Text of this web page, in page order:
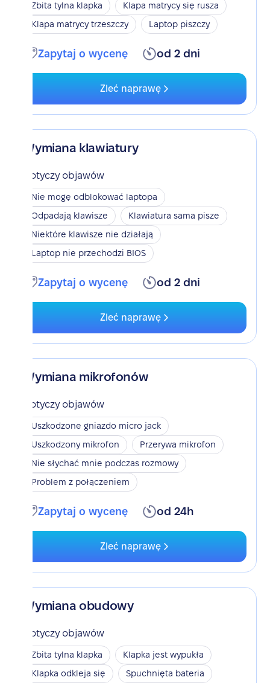
Zbita tylna klapka
Klapa matrycy się rusza
Klapa matrycy trzeszczy
Laptop piszczy
Zapytaj o wycenę od 2 dni
Zleć naprawę
Wymiana klawiatury
Dotyczy objawów
Nie mogę odblokować laptopa
Odpadają klawisze
Klawiatura sama pisze
Niektóre klawisze nie działają
Laptop nie przechodzi BIOS
Zapytaj o wycenę od 2 dni
Zleć naprawę
Wymiana mikrofonów
Dotyczy objawów
Uszkodzone gniazdo micro jack
Uszkodzony mikrofon
Przerywa mikrofon
Nie słychać mnie podczas rozmowy
Problem z połączeniem
Zapytaj o wycenę od 24h
Zleć naprawę
Wymiana obudowy
Dotyczy objawów
Zbita tylna klapka
Klapka jest wypukła
Klapka odkleja się
Spuchnięta bateria